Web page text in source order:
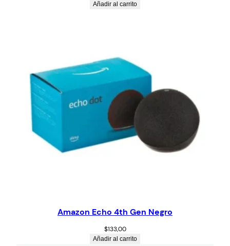
Añadir al carrito
Amazon Echo 4th Gen Negro
$133,00
Añadir al carrito